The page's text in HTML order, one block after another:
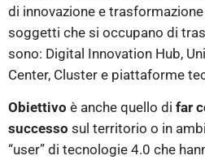
di innovazione e
soggetti che si occupano di
sono: Digital Innovation Hub,
Center, Cluster e piattaforme
Obiettivo è anche quello di far
successo sul territorio o in
“user” di tecnologie 4.0 che